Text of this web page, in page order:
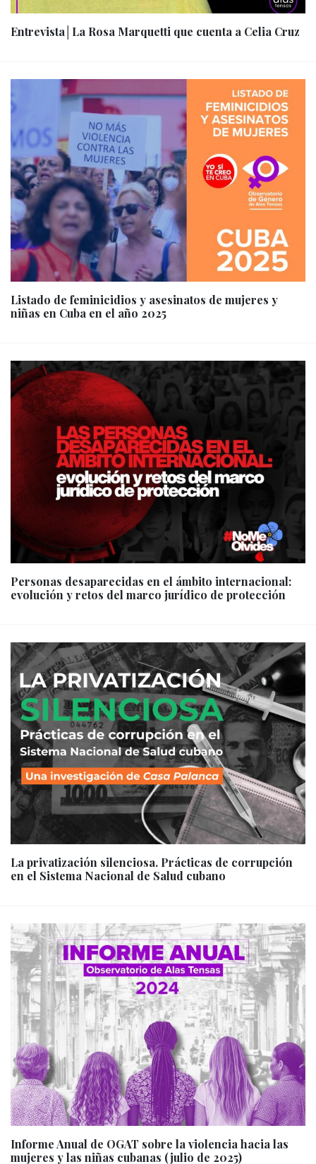
Entrevista│La Rosa Marquetti que cuenta a Celia Cruz
Listado de feminicidios y asesinatos de mujeres y
niñas en Cuba en el año 2025
Personas desaparecidas en el ámbito internacional:
evolución y retos del marco jurídico de protección
La privatización silenciosa. Prácticas de corrupción
en el Sistema Nacional de Salud cubano
Informe Anual de OGAT sobre la violencia hacia las
mujeres y las niñas cubanas (julio de 2025)